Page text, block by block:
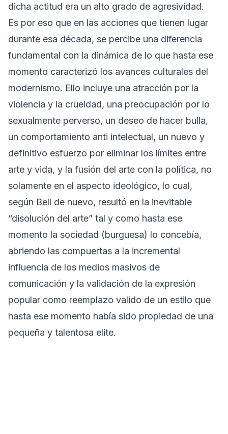
dicha actitud era un alto grado de agresividad.
Es por eso que en las acciones que tienen lugar
durante esa década, se percibe una diferencia
fundamental con la dinámica de lo que hasta ese
momento caracterizó los avances culturales del
modernismo. Ello incluye una atracción por la
violencia y la crueldad, una preocupación por lo
sexualmente perverso, un deseo de hacer bulla,
un comportamiento anti intelectual, un nuevo y
definitivo esfuerzo por eliminar los límites entre
arte y vida, y la fusión del arte con la política, no
solamente en el aspecto ideológico, lo cual,
según Bell de nuevo, resultó en la inevitable
“disolución del arte” tal y como hasta ese
momento la sociedad (burguesa) lo concebía,
abriendo las compuertas a la incremental
influencia de los medios masivos de
comunicación y la validación de la expresión
popular como reemplazo valido de un estilo que
hasta ese momento había sido propiedad de una
pequeña y talentosa elite.